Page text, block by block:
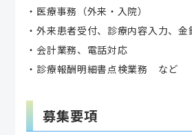
・医療事務（外来・入院）
・外来患者受付、診療内容入力、金
・会計業務、電話対応
・診療報酬明細書点検業務 など
募集要項